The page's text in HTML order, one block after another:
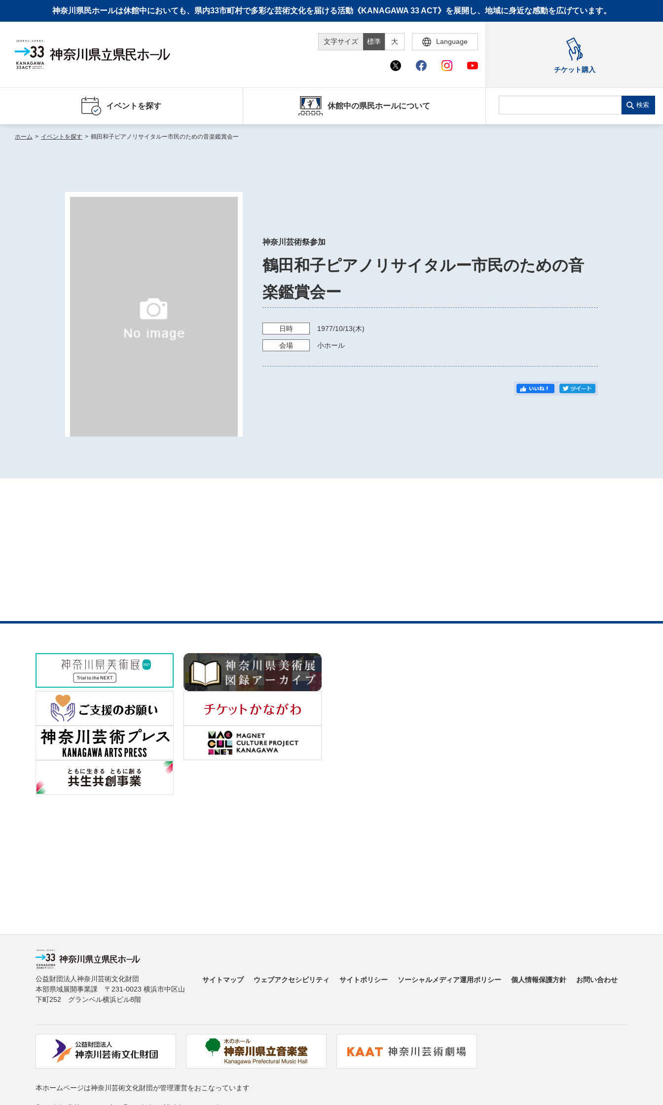
神奈川県民ホールは休館中においても、県内33市町村で多彩な芸術文化を届ける活動《KANAGAWA 33 ACT》を展開し、地域に身近な感動を広げています。
文字サイズ 標準 大 Language
チケット購入
イベントを探す 休館中の県民ホールについて 検索
ホーム > イベントを探す > 鶴田和子ピアノリサイタルー市民のための音楽鑑賞会ー
神奈川芸術祭参加
鶴田和子ピアノリサイタルー市民のための音
楽鑑賞会ー
日時 1977/10/13(木)
会場 小ホール
公益財団法人神奈川芸術文化財団
本部県域展開事業課 〒231-0023 横浜市中区山
下町252 グランベル横浜ビル8階
サイトマップ ウェブアクセシビリティ サイトポリシー ソーシャルメディア運用ポリシー 個人情報保護方針 お問い合わせ
本ホームページは神奈川芸術文化財団が管理運営をおこなっています